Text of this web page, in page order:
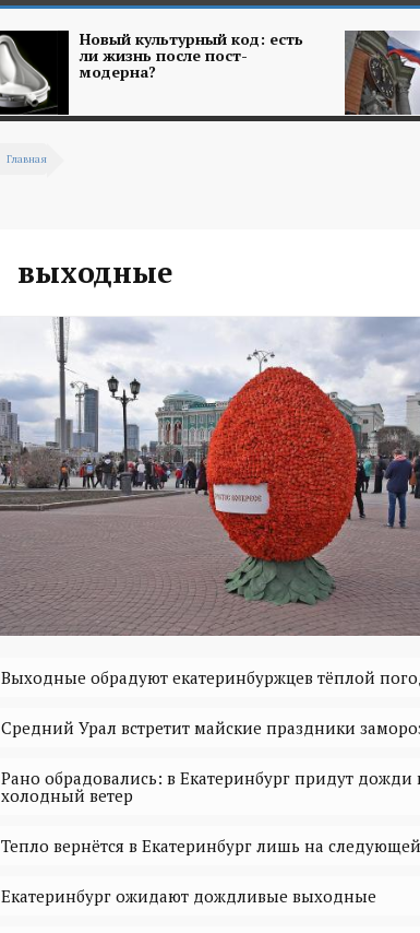
Новый культурный код: есть
ли жизнь после пост-
модерна?
Главная
выходные
Выходные обрадуют екатеринбуржцев тёплой
Средний Урал встретит майские праздники
Рано обрадовались: в Екатеринбург придут дожди
холодный ветер
Тепло вернётся в Екатеринбург лишь на
Екатеринбург ожидают дождливые выходные